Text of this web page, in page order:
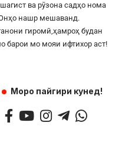
ва рӯзона садҳо нома
Онҳо нашр мешаванд.
гиромӣ,ҳамроҳ будан
барои мо мояи ифтихор аст!
Моро пайгири кунед!